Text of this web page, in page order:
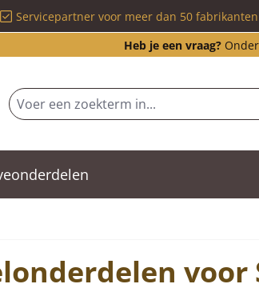
Servicepartner voor meer dan 50 fabrikanten
Heb je een vraag?
voor